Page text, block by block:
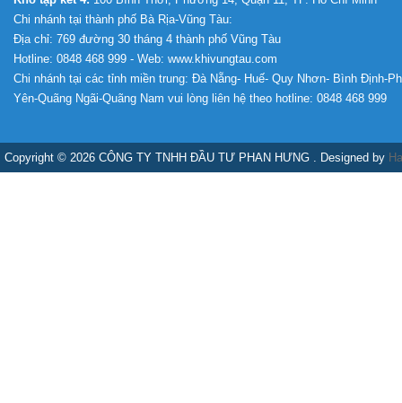
Chi nhánh tại thành phố Bà Rịa-Vũng Tàu:
Địa chỉ: 769 đường 30 tháng 4 thành phố Vũng Tàu
Hotline: 0848 468 999 - Web: www.khivungtau.com
Chi nhánh tại các tỉnh miền trung: Đà Nẵng- Huế- Quy Nhơn- Bình Định-
Yên-Quãng Ngãi-Quãng Nam vui lòng liên hệ theo hotline: 0848 468 999
Copyright © 2026 CÔNG TY TNHH ĐẦU TƯ PHAN HƯNG . Designed by